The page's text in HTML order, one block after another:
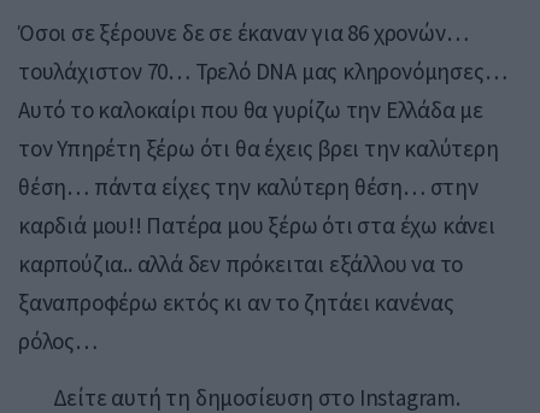
Όσοι σε ξέρουνε δε σε έκαναν για 86 χρονών…
τουλάχιστον 70… Τρελό DNA μας κληρονόμησες…
Αυτό το καλοκαίρι που θα γυρίζω την Ελλάδα με
τον Υπηρέτη ξέρω ότι θα έχεις βρει την καλύτερη
θέση… πάντα είχες την καλύτερη θέση… στην
καρδιά μου!! Πατέρα μου ξέρω ότι στα έχω κάνει
καρπούζια.. αλλά δεν πρόκειται εξάλλου να το
ξαναπροφέρω εκτός κι αν το ζητάει κανένας
ρόλος…
Δείτε αυτή τη δημοσίευση στο Instagram.